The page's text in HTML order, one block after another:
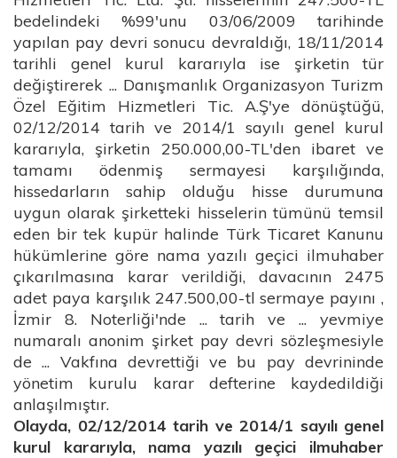
bedelindeki %99'unu 03/06/2009 tarihinde
yapılan pay devri sonucu devraldığı, 18/11/2014
tarihli genel kurul kararıyla ise şirketin tür
değiştirerek ... Danışmanlık Organizasyon Turizm
Özel Eğitim Hizmetleri Tic. A.Ş'ye dönüştüğü,
02/12/2014 tarih ve 2014/1 sayılı genel kurul
kararıyla, şirketin 250.000,00-TL'den ibaret ve
tamamı ödenmiş sermayesi karşılığında,
hissedarların sahip olduğu hisse durumuna
uygun olarak şirketteki hisselerin tümünü temsil
eden bir tek kupür halinde Türk Ticaret Kanunu
hükümlerine göre nama yazılı geçici ilmuhaber
çıkarılmasına karar verildiği, davacının 2475
adet paya karşılık 247.500,00-tl sermaye payını ,
İzmir 8. Noterliği'nde ... tarih ve ... yevmiye
numaralı anonim şirket pay devri sözleşmesiyle
de ... Vakfına devrettiği ve bu pay devrininde
yönetim kurulu karar defterine kaydedildiği
anlaşılmıştır.
Olayda, 02/12/2014 tarih ve 2014/1 sayılı genel
kurul kararıyla, nama yazılı geçici ilmuhaber